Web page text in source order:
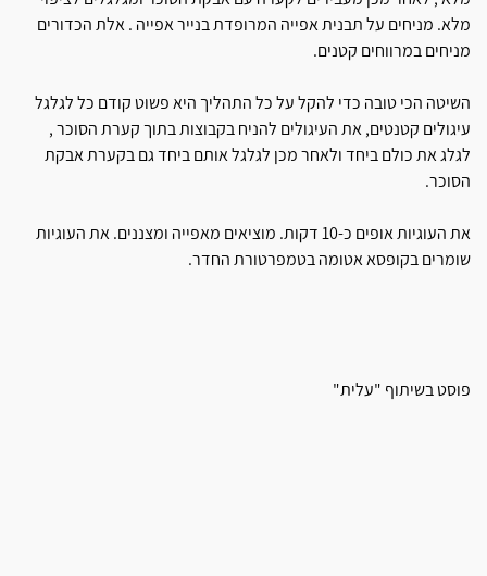
מלא. מניחים על תבנית אפייה המרופדת בנייר אפייה . אלת הכדורים
מניחים במרווחים קטנים.
השיטה הכי טובה כדי להקל על כל התהליך היא פשוט קודם כל לגלגל
עיגולים קטנטים, את העיגולים להניח בקבוצות בתוך קערת הסוכר ,
לגלג את כולם ביחד ולאחר מכן לגלגל אותם ביחד גם בקערת אבקת
הסוכר.
את העוגיות אופים כ-10 דקות. מוציאים מאפייה ומצננים. את העוגיות
שומרים בקופסא אטומה בטמפרטורת החדר.
פוסט בשיתוף "עלית"